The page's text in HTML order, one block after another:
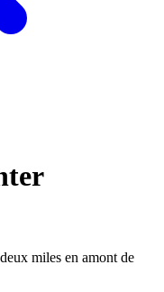
miles en amont de